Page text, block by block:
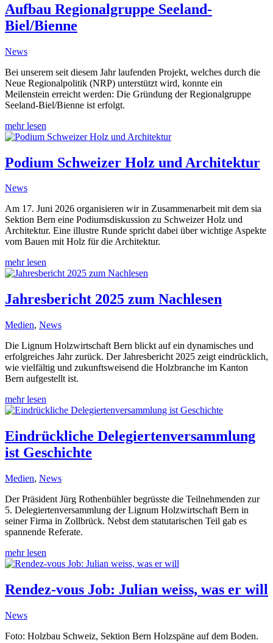
Aufbau Regionalgruppe Seeland-
Biel/Bienne
News
Bei unserem seit diesem Jahr laufenden Projekt, welches durch die
Neue Regionalpolitik (NRP) unterstützt wird, konnte ein
Meilenstein erreicht werden: Die Gründung der Regionalgruppe
Seeland-Biel/Bienne ist erfolgt.
mehr lesen
Podium Schweizer Holz und Architektur
News
Am 17. Juni 2026 organisieren wir in Zusammenarbeit mit dem sia
Sektion Bern eine Podiumsdiskussion zu Schweizer Holz und
Architektur. Eine illustre Runde spricht dabei über wichtige Aspekte
vom Bauen mit Holz für die Architektur.
mehr lesen
Jahresbericht 2025 zum Nachlesen
Medien, News
Die Lignum Holzwirtschaft Bern blickt auf ein dynamisches und
erfolgreiches Jahr zurück. Der Jahresbericht 2025 zeigt eindrücklich,
wie vielfältig und zukunftsweisend die Holzbranche im Kanton
Bern aufgestellt ist.
mehr lesen
Eindrückliche Delegiertenversammlung
ist Geschichte
Medien, News
Der Präsident Jürg Rothenbühler begrüsste die Teilnehmenden zur
5. Delegiertenversammlung der Lignum Holzwirtschaft Bern in
seiner Firma in Zollbrück. Nebst dem statutarischen Teil gab es
spannende Referate.
mehr lesen
Rendez-vous Job: Julian weiss, was er will
News
Foto: Holzbau Schweiz, Sektion Bern Holzspäne auf dem Boden.